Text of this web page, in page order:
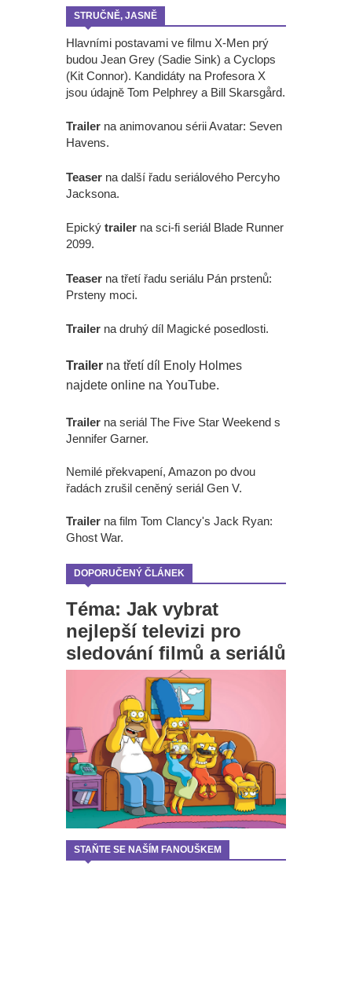
STRUČNĚ, JASNĚ
Hlavními postavami ve filmu X-Men prý
budou Jean Grey (Sadie Sink) a Cyclops
(Kit Connor). Kandidáty na Profesora X
jsou údajně Tom Pelphrey a Bill Skarsgård.
Trailer na animovanou sérii Avatar: Seven
Havens.
Teaser na další řadu seriálového Percyho
Jacksona.
Epický trailer na sci-fi seriál Blade Runner
2099.
Teaser na třetí řadu seriálu Pán prstenů:
Prsteny moci.
Trailer na druhý díl Magické posedlosti.
Trailer na třetí díl Enoly Holmes
najdete online na YouTube.
Trailer na seriál The Five Star Weekend s
Jennifer Garner.
Nemilé překvapení, Amazon po dvou
řadách zrušil ceněný seriál Gen V.
Trailer na film Tom Clancy's Jack Ryan:
Ghost War.
DOPORUČENÝ ČLÁNEK
Téma: Jak vybrat
nejlepší televizi pro
sledování filmů a seriálů
STAŇTE SE NAŠÍM FANOUŠKEM